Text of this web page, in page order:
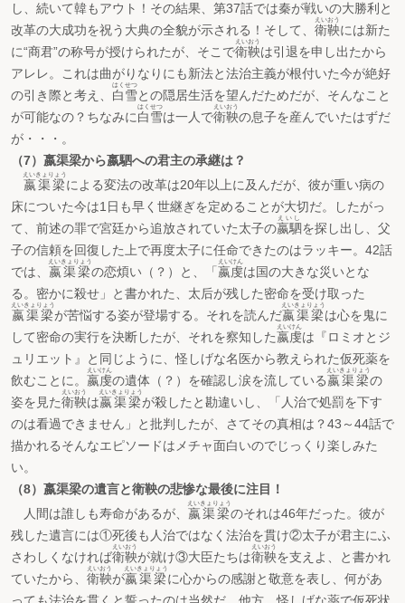
し、続いて韓もアウト！その結果、第37話では秦が戦いの大勝利と
改革の大成功を祝う大典の全貌が示される！そして、 衛鞅
えいおう
には新た
に“商君”の称号が授けられたが、そこで衛鞅
えいおう
は引退を申し出たから
アレレ。これは曲がりなりにも新法と法治主義が根付いた今が絶好
の引き際と考え、 白雪
はくせつ
との隠居生活を望んだためだが、そんなこと
が可能なの？ちなみに白雪
はくせつ
は一人で衛鞅
えいおう
の息子を産んでいたはずだ
が・・・。
（7）嬴渠梁から嬴駟への君主の承継は？
嬴渠梁
えいきょりょう
による変法の改革は20年以上に及んだが、彼が重い病の
床についた今は1日も早く世継ぎを定めることが大切だ。したがっ
て、前述の罪で宮廷から追放されていた太子の嬴駟
えいし
を探し出し、父
子の信頼を回復した上で再度太子に任命できたのはラッキー。42話
では、 嬴渠梁
えいきょりょう
の恋煩い（？）と、「 嬴虔
えいけん
は国の大きな災いとな
る。密かに殺せ」と書かれた、太后が残した密命を受け取った
嬴渠梁
えいきょりょう
が苦悩する姿が登場する。それを読んだ嬴渠梁
えいきょりょう
は心を鬼に
して密命の実行を決断したが、それを察知した嬴虔
えいけん
は『ロミオとジ
ュリエット』と同じように、怪しげな名医から教えられた仮死薬を
飲むことに。 嬴虔
えいけん
の遺体（？）を確認し涙を流している嬴渠梁
えいきょりょう
の
姿を見た衛鞅
えいおう
は嬴渠梁
えいきょりょう
が殺したと勘違いし、「人治で処罰を下す
のは看過できません」と批判したが、さてその真相は？43～44話で
描かれるそんなエピソードはメチャ面白いのでじっくり楽しみた
い。
（8）嬴渠梁の遺言と衛鞅の悲惨な最後に注目！
人間は誰しも寿命があるが、 嬴渠梁
えいきょりょう
のそれは46年だった。彼が
残した遺言には①死後も人治ではなく法治を貫け②太子が君主にふ
さわしくなければ衛鞅
えいおう
が就け③大臣たちは衛鞅
えいおう
を支えよ、と書かれ
ていたから、 衛鞅
えいおう
が嬴渠梁
えいきょりょう
に心からの感謝と敬意を表し、何があ